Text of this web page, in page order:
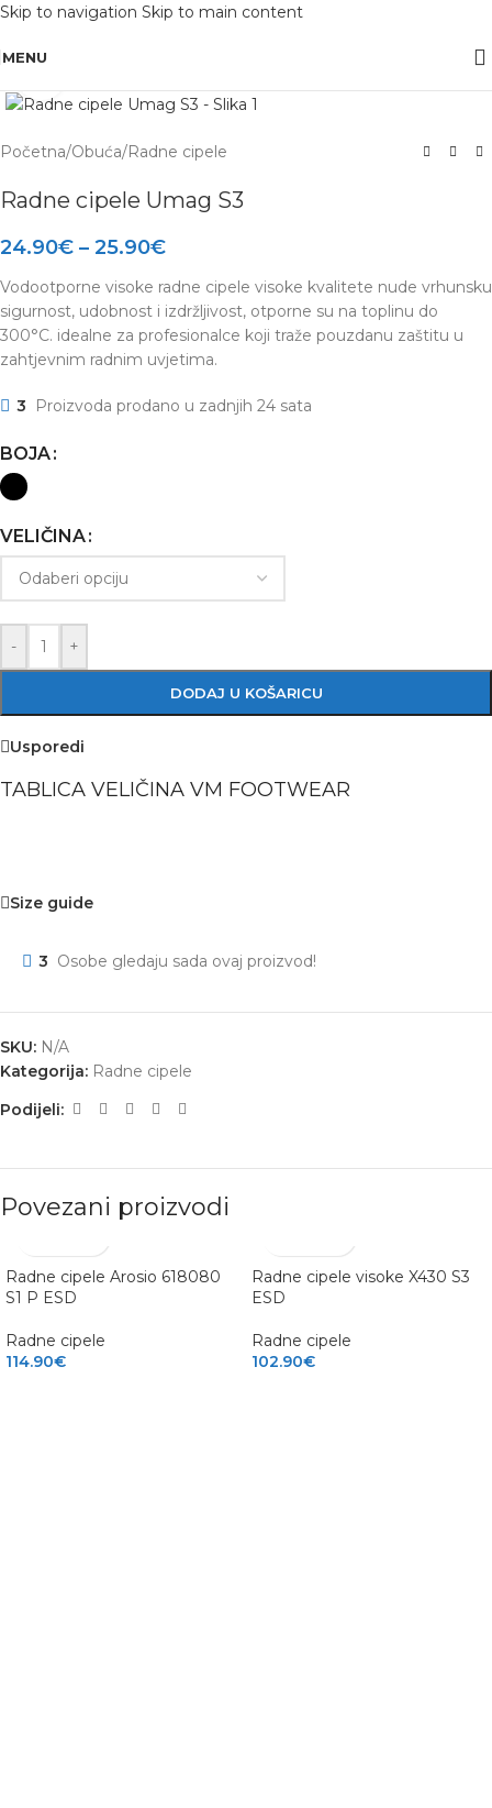
Skip to navigation Skip to main content
OBAVIJEST: Maloprodaja je zatvorena od 10.12. -13.12.2025 radi inventure.
MENU
Početna/Obuća/Radne cipele
Radne cipele Umag S3
24.90€ – 25.90€
Vodootporne visoke radne cipele visoke kvalitete nude vrhunsku
sigurnost, udobnost i izdržljivost, otporne su na toplinu do
300°C. idealne za profesionalce koji traže pouzdanu zaštitu u
zahtjevnim radnim uvjetima.
3 Proizvoda prodano u zadnjih 24 sata
BOJA
VELIČINA
- +
DODAJ U KOŠARICU
Usporedi
TABLICA VELIČINA VM FOOTWEAR
Size guide
3 Osobe gledaju sada ovaj proizvod!
SKU: N/A
Kategorija: Radne cipele
Podijeli:
Povezani proizvodi
Radne cipele Arosio 618080
S1 P ESD
Radne cipele
114.90€
Radne cipele visoke X430 S3
ESD
Radne cipele
102.90€